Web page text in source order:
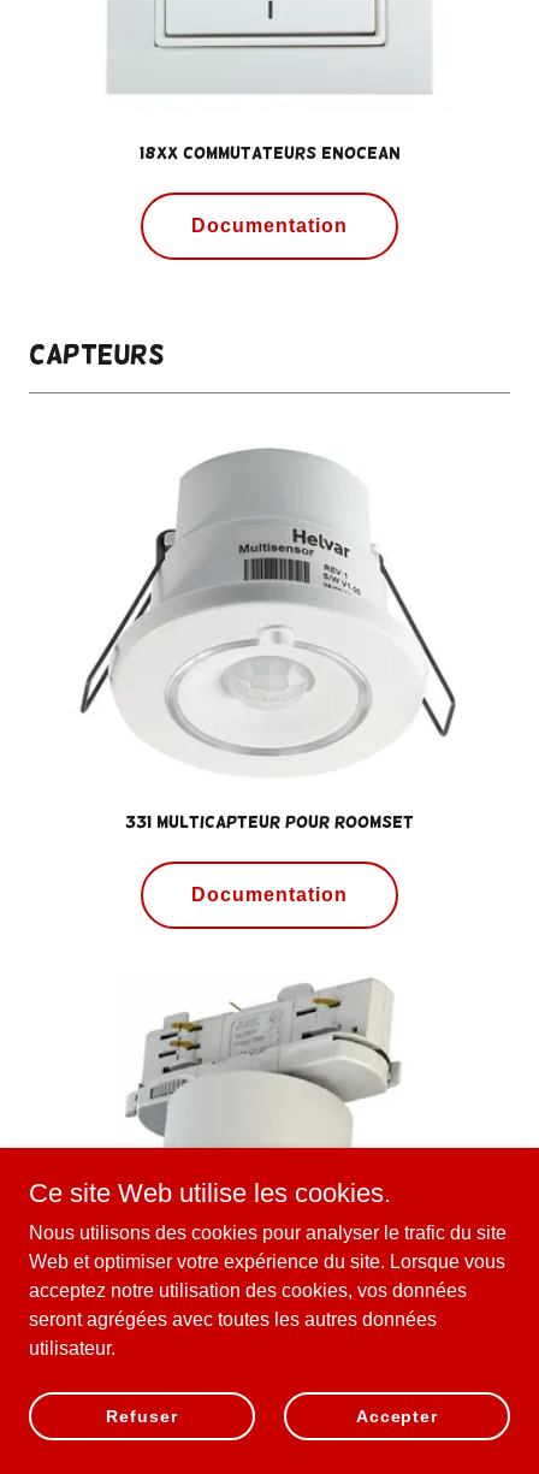
18xx Commutateurs EnOcean
Documentation
Capteurs
331 Multicapteur pour RoomSet
Documentation
320 Détecteur de mouvement PIR pour rail
Documentation
Ce site Web utilise les cookies.
Nous utilisons des cookies pour analyser le trafic du site
Web et optimiser votre expérience du site. Lorsque vous
acceptez notre utilisation des cookies, vos données
seront agrégées avec toutes les autres données
utilisateur.
Refuser Accepter